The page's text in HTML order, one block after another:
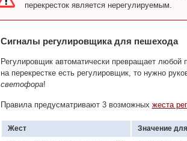
перекресток является нерегулируемым.
Сигналы регулировщика для пешехода
Регулировщик автоматически превращает любой
на перекрестке есть регулировщик, то нужно
светофора!
Правила предусматривают 3 возможных жеста
Жест Значение